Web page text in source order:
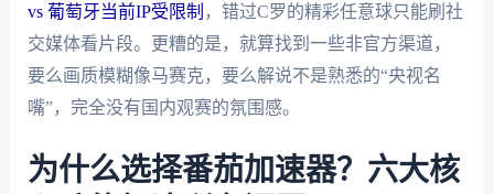
vs 葡萄牙当前IP受限制 ，错过C罗的精彩任意球只能刷社
交媒体看片段。更糟的是，就算找到一些非官方渠道，
要么画质模糊像马赛克，要么解说不是熟悉的“央视名
嘴”，完全没有国内观赛的氛围感。
为什么选择番茄加速器？六大核